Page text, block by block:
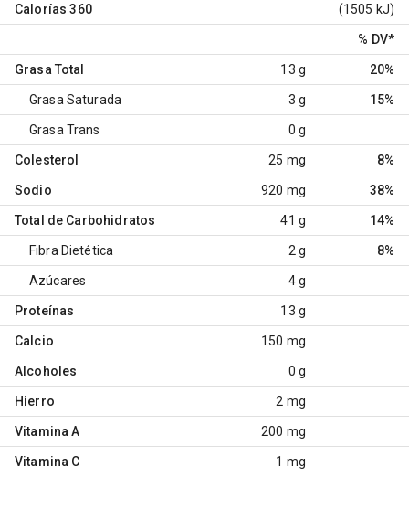
Calorías 360 (1505 kJ)
% DV*
Grasa Total 13 g 20%
Grasa Saturada 3 g 15%
Grasa Trans 0 g
Colesterol 25 mg 8%
Sodio 920 mg 38%
Total de Carbohidratos 41 g 14%
Fibra Dietética 2 g 8%
Azúcares 4 g
Proteínas 13 g
Calcio 150 mg
Alcoholes 0 g
Hierro 2 mg
Vitamina A 200 mg
Vitamina C 1 mg